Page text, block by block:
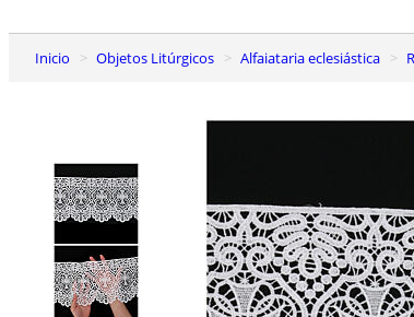
Inicio Objetos Litúrgicos Alfaiataria eclesiástica